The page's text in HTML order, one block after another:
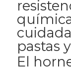
pastas
El